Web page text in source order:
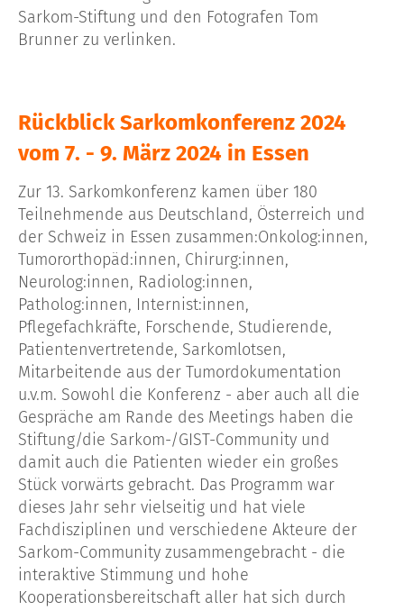
Sarkom-Stiftung und den Fotografen Tom
Brunner zu verlinken.
Rückblick Sarkomkonferenz 2024
vom 7. - 9. März 2024 in Essen
Zur 13. Sarkomkonferenz kamen über 180
Teilnehmende aus Deutschland, Österreich und
der Schweiz in Essen zusammen:Onkolog:innen,
Tumororthopäd:innen, Chirurg:innen,
Neurolog:innen, Radiolog:innen,
Patholog:innen, Internist:innen,
Pflegefachkräfte, Forschende, Studierende,
Patientenvertretende, Sarkomlotsen,
Mitarbeitende aus der Tumordokumentation
u.v.m. Sowohl die Konferenz - aber auch all die
Gespräche am Rande des Meetings haben die
Stiftung/die Sarkom-/GIST-Community und
damit auch die Patienten wieder ein großes
Stück vorwärts gebracht. Das Programm war
dieses Jahr sehr vielseitig und hat viele
Fachdisziplinen und verschiedene Akteure der
Sarkom-Community zusammengebracht - die
interaktive Stimmung und hohe
Kooperationsbereitschaft aller hat sich durch